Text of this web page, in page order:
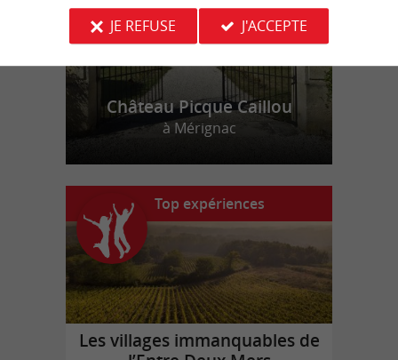
Château Picque Caillou
à Mérignac
Top expériences
Les villages immanquables de
JE REFUSE
J'ACCEPTE